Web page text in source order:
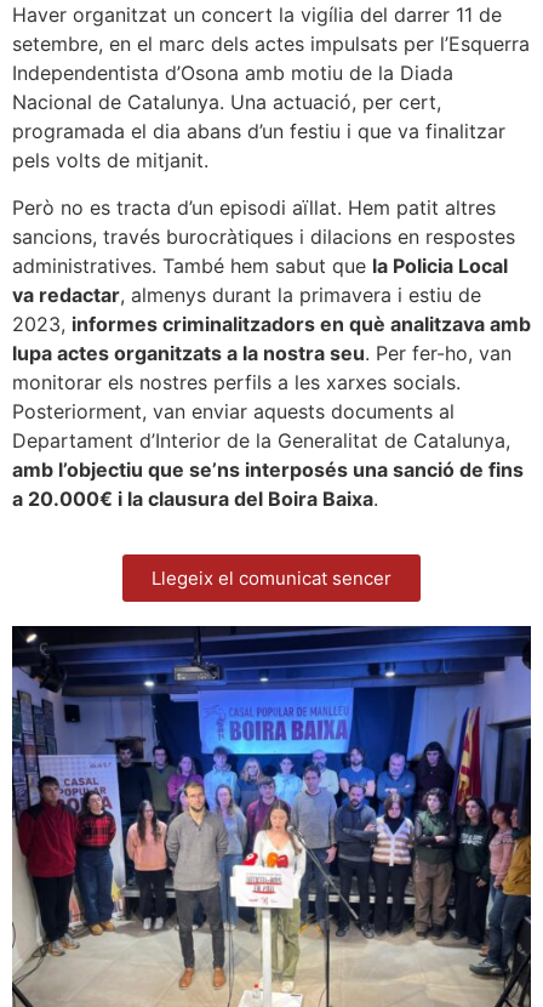
Haver organitzat un concert la vigília del darrer 11 de
setembre, en el marc dels actes impulsats per l’Esquerra
Independentista d’Osona amb motiu de la Diada
Nacional de Catalunya. Una actuació, per cert,
programada el dia abans d’un festiu i que va finalitzar
pels volts de mitjanit.
Però no es tracta d’un episodi aïllat. Hem patit altres
sancions, través burocràtiques i dilacions en respostes
administratives. També hem sabut que la Policia Local
va redactar, almenys durant la primavera i estiu de
2023, informes criminalitzadors en què analitzava amb
lupa actes organitzats a la nostra seu. Per fer-ho, van
monitorar els nostres perfils a les xarxes socials.
Posteriorment, van enviar aquests documents al
Departament d’Interior de la Generalitat de Catalunya,
amb l’objectiu que se’ns interposés una sanció de fins
a 20.000€ i la clausura del Boira Baixa.
Llegeix el comunicat sencer